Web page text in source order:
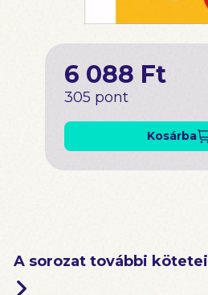
6 088 Ft
305 pont
Kosárba
A sorozat további kötetei